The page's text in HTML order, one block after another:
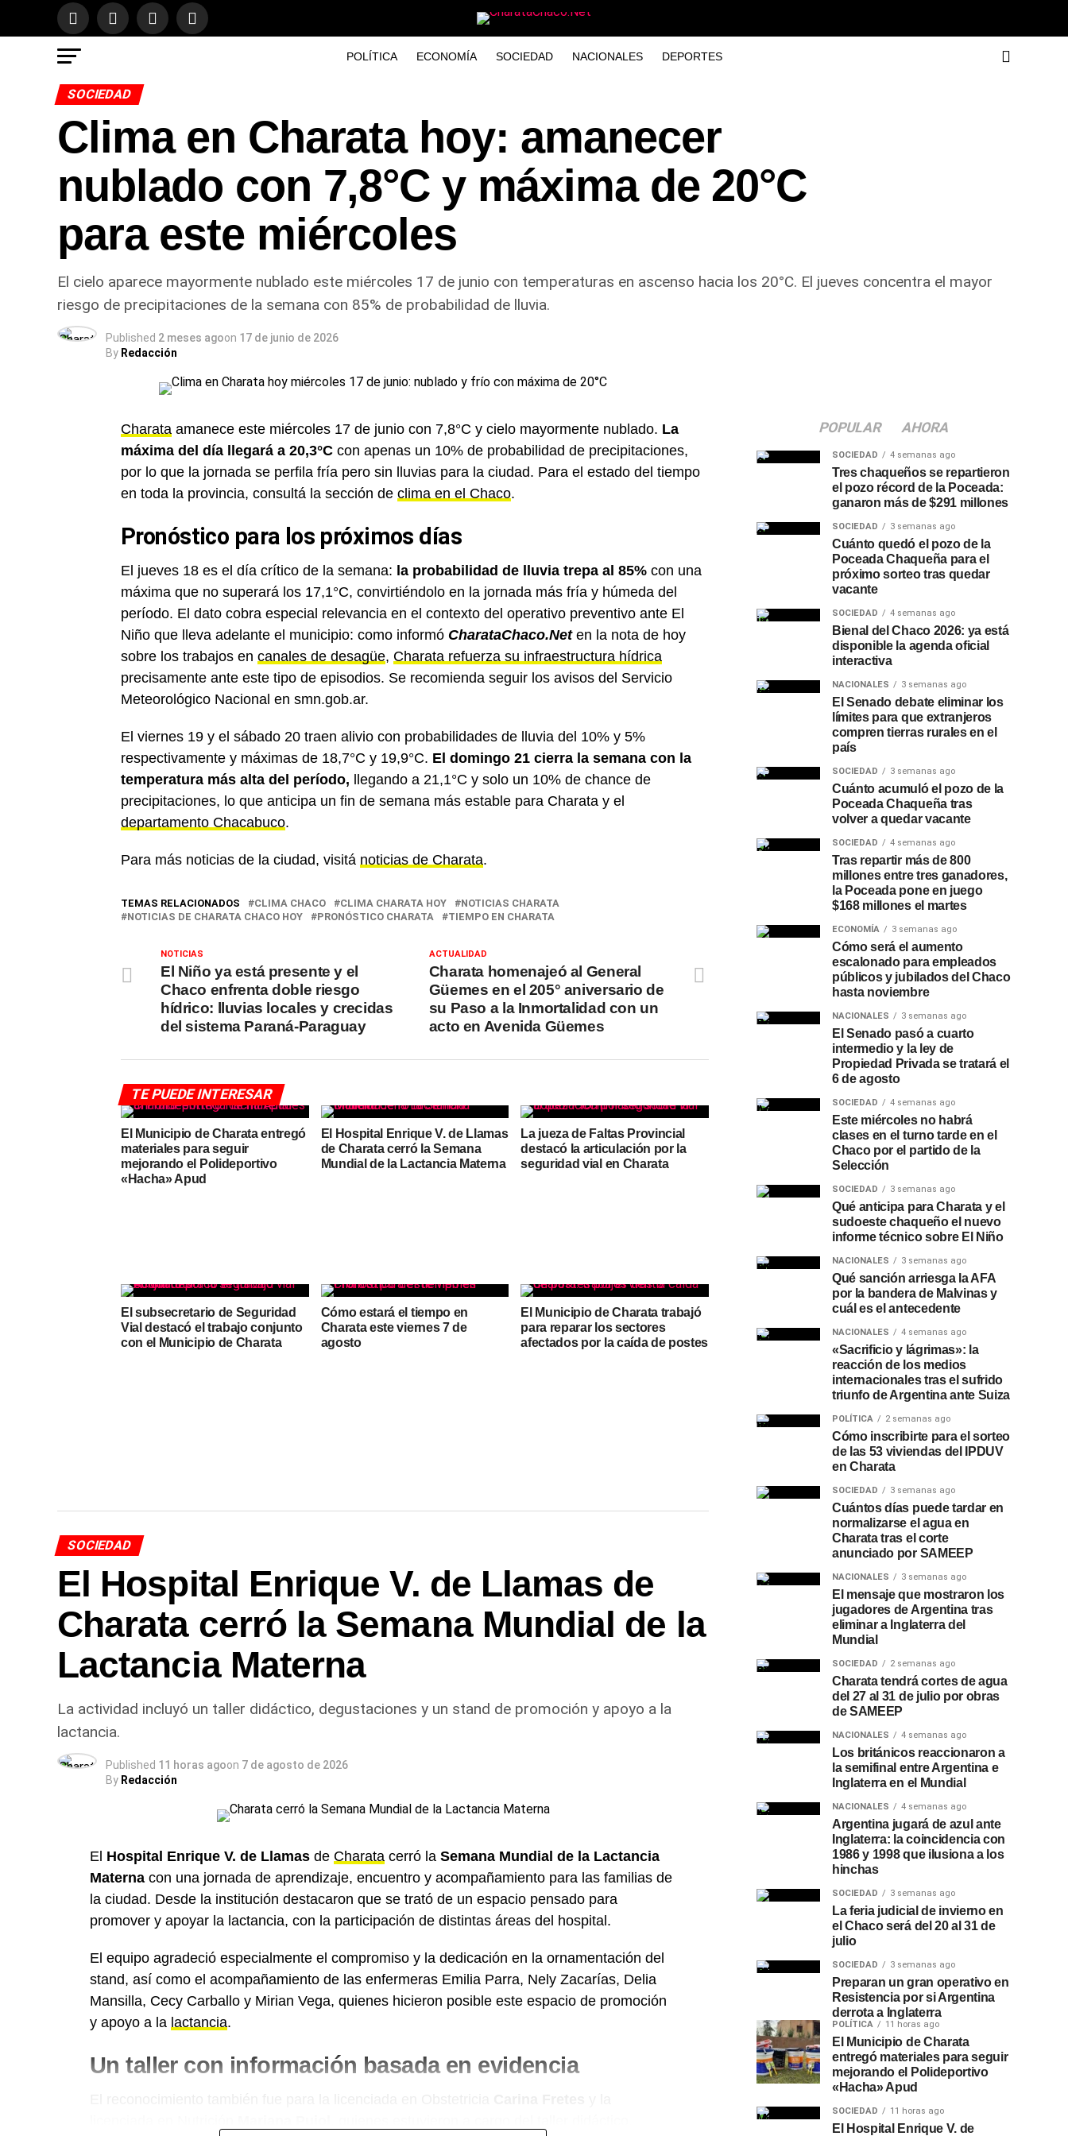
POLÍTICA ECONOMÍA SOCIEDAD NACIONALES DEPORTES
SOCIEDAD
Clima en Charata hoy: amanecer
nublado con 7,8°C y máxima de 20°C
para este miércoles
El cielo aparece mayormente nublado este miércoles 17 de junio con temperaturas en ascenso hacia los 20°C. El jueves concentra el mayor
riesgo de precipitaciones de la semana con 85% de probabilidad de lluvia.
Published 2 meses agoon 17 de junio de 2026
By Redacción
Charata amanece este miércoles 17 de junio con 7,8°C y cielo mayormente nublado. La
máxima del día llegará a 20,3°C con apenas un 10% de probabilidad de precipitaciones,
por lo que la jornada se perfila fría pero sin lluvias para la ciudad. Para el estado del tiempo
en toda la provincia, consultá la sección de clima en el Chaco.
Pronóstico para los próximos días
El jueves 18 es el día crítico de la semana: la probabilidad de lluvia trepa al 85% con una
máxima que no superará los 17,1°C, convirtiéndolo en la jornada más fría y húmeda del
período. El dato cobra especial relevancia en el contexto del operativo preventivo ante El
Niño que lleva adelante el municipio: como informó CharataChaco.Neten la nota de hoy
sobre los trabajos en canales de desagüe, Charata refuerza su infraestructura hídrica
precisamente ante este tipo de episodios. Se recomienda seguir los avisos del Servicio
Meteorológico Nacional en smn.gob.ar.
El viernes 19 y el sábado 20 traen alivio con probabilidades de lluvia del 10% y 5%
respectivamente y máximas de 18,7°C y 19,9°C. El domingo 21 cierra la semana con la
temperatura más alta del período, llegando a 21,1°C y solo un 10% de chance de
precipitaciones, lo que anticipa un fin de semana más estable para Charata y el
departamento Chacabuco.
Para más noticias de la ciudad, visitá noticias de Charata.
TEMAS RELACIONADOS CLIMA CHACO CLIMA CHARATA HOY
NOTICIAS CHARATA
NOTICIAS DE CHARATA CHACO HOY
PRONÓSTICO CHARATA TIEMPO EN CHARATA
ACTUALIDAD
Charata homenajeó al General
Güemes en el 205° aniversario de
su Paso a la Inmortalidad con un
acto en Avenida Güemes
NOTICIAS
El Niño ya está presente y el
Chaco enfrenta doble riesgo
hídrico: lluvias locales y crecidas
del sistema Paraná-Paraguay
TE PUEDE INTERESAR
El Municipio de Charata entregó
materiales para seguir
mejorando el Polideportivo
«Hacha» Apud
El Hospital Enrique V. de Llamas
de Charata cerró la Semana
Mundial de la Lactancia Materna
La jueza de Faltas Provincial
destacó la articulación por la
seguridad vial en Charata
El subsecretario de Seguridad
Vial destacó el trabajo conjunto
con el Municipio de Charata
Cómo estará el tiempo en
Charata este viernes 7 de
agosto
El Municipio de Charata trabajó
para reparar los sectores
afectados por la caída de postes
SOCIEDAD
El Hospital Enrique V. de Llamas de
Charata cerró la Semana Mundial de la
Lactancia Materna
La actividad incluyó un taller didáctico, degustaciones y un stand de promoción y apoyo a la
lactancia.
Published 11 horas agoon 7 de agosto de 2026
By Redacción
El Hospital Enrique V. de Llamas de Charata cerró la Semana Mundial de la Lactancia
Materna con una jornada de aprendizaje, encuentro y acompañamiento para las familias de
la ciudad. Desde la institución destacaron que se trató de un espacio pensado para
promover y apoyar la lactancia, con la participación de distintas áreas del hospital.
El equipo agradeció especialmente el compromiso y la dedicación en la ornamentación del
stand, así como el acompañamiento de las enfermeras Emilia Parra, Nely Zacarías, Delia
Mansilla, Cecy Carballo y Mirian Vega, quienes hicieron posible este espacio de promoción
y apoyo a la lactancia.
Un taller con información basada en evidencia
POPULAR AHORA
SOCIEDAD 4 semanas ago
Tres chaqueños se repartieron
el pozo récord de la Poceada:
ganaron más de $291 millones
SOCIEDAD 3 semanas ago
Cuánto quedó el pozo de la
Poceada Chaqueña para el
próximo sorteo tras quedar
vacante
SOCIEDAD 4 semanas ago
Bienal del Chaco 2026: ya está
disponible la agenda oficial
interactiva
NACIONALES 3 semanas ago
El Senado debate eliminar los
límites para que extranjeros
compren tierras rurales en el
país
SOCIEDAD 3 semanas ago
Cuánto acumuló el pozo de la
Poceada Chaqueña tras
volver a quedar vacante
SOCIEDAD 4 semanas ago
Tras repartir más de 800
millones entre tres ganadores,
la Poceada pone en juego
$168 millones el martes
ECONOMÍA 3 semanas ago
Cómo será el aumento
escalonado para empleados
públicos y jubilados del Chaco
hasta noviembre
NACIONALES 3 semanas ago
El Senado pasó a cuarto
intermedio y la ley de
Propiedad Privada se tratará el
6 de agosto
SOCIEDAD 4 semanas ago
Este miércoles no habrá
clases en el turno tarde en el
Chaco por el partido de la
Selección
SOCIEDAD 3 semanas ago
Qué anticipa para Charata y el
sudoeste chaqueño el nuevo
informe técnico sobre El Niño
NACIONALES 3 semanas ago
Qué sanción arriesga la AFA
por la bandera de Malvinas y
cuál es el antecedente
NACIONALES 4 semanas ago
«Sacrificio y lágrimas»: la
reacción de los medios
internacionales tras el sufrido
triunfo de Argentina ante Suiza
POLÍTICA 2 semanas ago
Cómo inscribirte para el sorteo
de las 53 viviendas del IPDUV
en Charata
SOCIEDAD 3 semanas ago
Cuántos días puede tardar en
normalizarse el agua en
Charata tras el corte
anunciado por SAMEEP
NACIONALES 3 semanas ago
El mensaje que mostraron los
jugadores de Argentina tras
eliminar a Inglaterra del
Mundial
SOCIEDAD 2 semanas ago
Charata tendrá cortes de agua
del 27 al 31 de julio por obras
de SAMEEP
NACIONALES 4 semanas ago
Los británicos reaccionaron a
la semifinal entre Argentina e
Inglaterra en el Mundial
NACIONALES 4 semanas ago
Argentina jugará de azul ante
Inglaterra: la coincidencia con
1986 y 1998 que ilusiona a los
hinchas
SOCIEDAD 3 semanas ago
La feria judicial de invierno en
el Chaco será del 20 al 31 de
julio
SOCIEDAD 3 semanas ago
Preparan un gran operativo en
Resistencia por si Argentina
derrota a Inglaterra
POLÍTICA 11 horas ago
El Municipio de Charata
entregó materiales para seguir
mejorando el Polideportivo
«Hacha» Apud
SOCIEDAD 11 horas ago
El Hospital Enrique V. de